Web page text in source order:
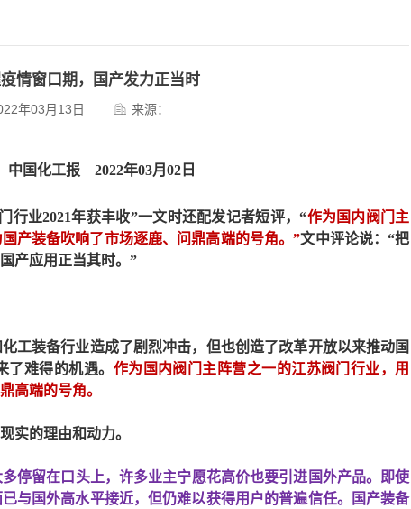
疫情窗口期，国产发力正当时
年03月13日 来源：
中国化工报 2022年03月02日
行业2021年获丰收”一文时还配发记者短评，“作为国内阀门主
产装备吹响了市场逐鹿、问鼎高端的号角。”文中评论说：“把
产应用正当其时。 ”
装备行业造成了剧烈冲击，但也创造了改革开放以来推动国
难得的机遇。 作为国内阀门主阵营之一的江苏阀门行业，用
高端的号角。
的理由和动力。
停留在口头上，许多业主宁愿花高价也要引进国外产品。即使
与国外高水平接近，但仍难以获得用户的普遍信任。国产装备